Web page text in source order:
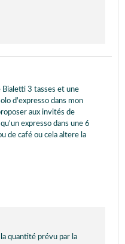
3 tasses et une
d'expresso dans mon
aux invités de
expresso dans une 6
de café ou cela altere la
quantité prévu par la